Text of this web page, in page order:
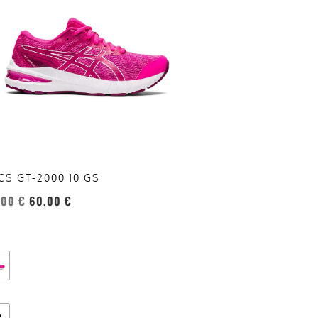
GT-2000 10 GS
€ 60,00 €